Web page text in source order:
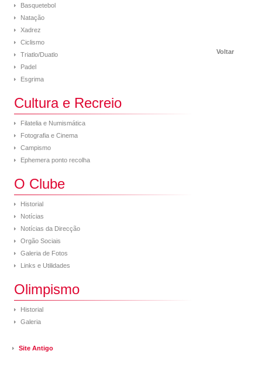
Basquetebol
Natação
Xadrez
Ciclismo
Triatlo/Duatlo
Padel
Esgrima
Cultura e Recreio
Filatelia e Numismática
Fotografia e Cinema
Campismo
Ephemera ponto recolha
O Clube
Historial
Notícias
Notícias da Direcção
Orgão Sociais
Galeria de Fotos
Links e Utilidades
Olimpismo
Historial
Galeria
Site Antigo
Voltar